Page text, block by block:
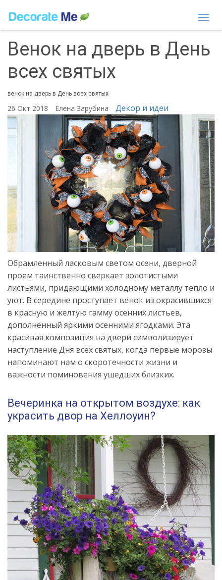
Венок на дверь в День
всех святых
венок на дверь в День всех святых
26 Окт 2018 Елена Зарубина Декор и идеи
Обрамленный ласковым светом осени, дверной
проем таинственно сверкает золотистыми
листьями, придающими холодному металлу тепло и
уют. В середине проступает венок из окрасившихся
в красную и желтую гамму осенних листьев,
дополненный яркими осенними ягодками. Эта
красивая композиция на двери символизирует
наступление Дня всех святых, когда первые морозы
напоминают нам о скоротечности жизни и
важности поминовения ушедших близких.
Вечеринка на открытом воздухе: как
украсить двор на Хеллоуин?